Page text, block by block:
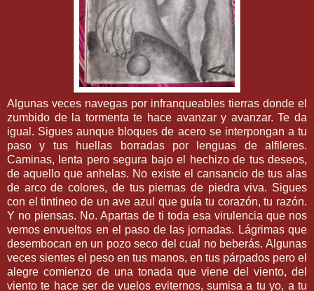
Algunas veces navegas por infranqueables tierras donde el
zumbido de la tormenta te hace avanzar y avanzar. Te da
igual. Sigues aunque bloques de acero se interpongan a tu
paso y tus huellas borradas por lenguas de alfileres.
Caminas, lenta pero segura bajo el hechizo de tus deseos,
de aquello que anhelas. No existe el cansancio de tus alas
de arco de colores, de tus piernas de piedra viva. Sigues
con el tintineo de un ave azul que guía tu corazón, tu razón.
Y no piensas. No. Apartas de ti toda esa virulencia que nos
vemos envueltos en el paso de las jornadas. Lágrimas que
desembocan en un pozo seco del cual no beberás. Algunas
veces sientes el peso en tus manos, en tus párpados pero el
alegre comienzo de una tonada que viene del viento, del
viento te hace ser de vuelos eviternos, sumisa a tu yo, a tu